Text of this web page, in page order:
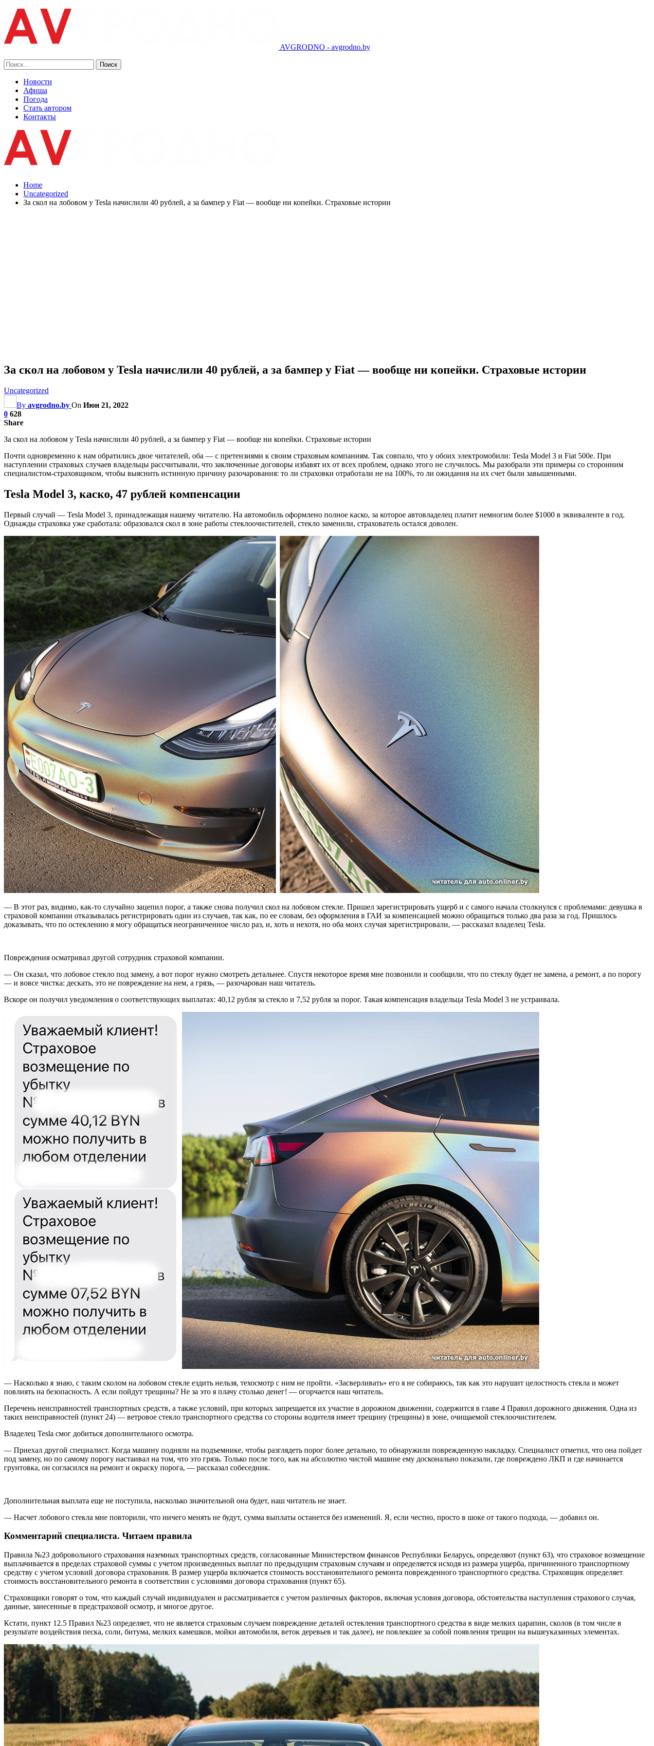
AVGRODNO - avgrodno.by
Новости
Афиша
Погода
Стать автором
Контакты
Home
Uncategorized
За скол на лобовом у Tesla начислили 40 рублей, а за бампер у Fiat — вообще ни копейки. Страховые истории
За скол на лобовом у Tesla начислили 40 рублей, а за бампер у Fiat — вообще ни копейки. Страховые истории
Uncategorized
By avgrodno.by On Июн 21, 2022
0 628
Share
За скол на лобовом у Tesla начислили 40 рублей, а за бампер у Fiat — вообще ни копейки. Страховые истории
Почти одновременно к нам обратились двое читателей, оба — с претензиями к своим страховым компаниям. Так совпало, что у обоих электромобили: Tesla Model 3 и Fiat 500e. При
наступлении страховых случаев владельцы рассчитывали, что заключенные договоры избавят их от всех проблем, однако этого не случилось. Мы разобрали эти примеры со сторонним
специалистом-страховщиком, чтобы выяснить истинную причину разочарования: то ли страховки отработали не на 100%, то ли ожидания на их счет были завышенными.
Tesla Model 3, каско, 47 рублей компенсации
Первый случай — Tesla Model 3, принадлежащая нашему читателю. На автомобиль оформлено полное каско, за которое автовладелец платит немногим более $1000 в эквиваленте в год.
Однажды страховка уже сработала: образовался скол в зоне работы стеклоочистителей, стекло заменили, страхователь остался доволен.
— В этот раз, видимо, как-то случайно зацепил порог, а также снова получил скол на лобовом стекле. Пришел зарегистрировать ущерб и с самого начала столкнулся с проблемами: девушка в
страховой компании отказывалась регистрировать один из случаев, так как, по ее словам, без оформления в ГАИ за компенсацией можно обращаться только два раза за год. Пришлось
доказывать, что по остеклению я могу обращаться неограниченное число раз, и, хоть и нехотя, но оба моих случая зарегистрировали, — рассказал владелец Tesla.
Повреждения осматривал другой сотрудник страховой компании.
— Он сказал, что лобовое стекло под замену, а вот порог нужно смотреть детальнее. Спустя некоторое время мне позвонили и сообщили, что по стеклу будет не замена, а ремонт, а по порогу
— и вовсе чистка: дескать, это не повреждение на нем, а грязь, — разочарован наш читатель.
Вскоре он получил уведомления о соответствующих выплатах: 40,12 рубля за стекло и 7,52 рубля за порог. Такая компенсация владельца Tesla Model 3 не устраивала.
— Насколько я знаю, с таким сколом на лобовом стекле ездить нельзя, техосмотр с ним не пройти. «Засверливать» его я не собираюсь, так как это нарушит целостность стекла и может
повлиять на безопасность. А если пойдут трещины? Не за это я плачу столько денег! — огорчается наш читатель.
Перечень неисправностей транспортных средств, а также условий, при которых запрещается их участие в дорожном движении, содержится в главе 4 Правил дорожного движения. Одна из
таких неисправностей (пункт 24) — ветровое стекло транспортного средства со стороны водителя имеет трещину (трещины) в зоне, очищаемой стеклоочистителем.
Владелец Tesla смог добиться дополнительного осмотра.
— Приехал другой специалист. Когда машину подняли на подъемнике, чтобы разглядеть порог более детально, то обнаружили поврежденную накладку. Специалист отметил, что она пойдет
под замену, но по самому порогу настаивал на том, что это грязь. Только после того, как на абсолютно чистой машине ему досконально показали, где повреждено ЛКП и где начинается
грунтовка, он согласился на ремонт и окраску порога, — рассказал собеседник.
Дополнительная выплата еще не поступила, насколько значительной она будет, наш читатель не знает.
— Насчет лобового стекла мне повторили, что ничего менять не будут, сумма выплаты останется без изменений. Я, если честно, просто в шоке от такого подхода, — добавил он.
Комментарий специалиста. Читаем правила
Правила №23 добровольного страхования наземных транспортных средств, согласованные Министерством финансов Республики Беларусь, определяют (пункт 63), что страховое возмещение
выплачивается в пределах страховой суммы с учетом произведенных выплат по предыдущим страховым случаям и определяется исходя из размера ущерба, причиненного транспортному
средству с учетом условий договора страхования. В размер ущерба включается стоимость восстановительного ремонта поврежденного транспортного средства. Страховщик определяет
стоимость восстановительного ремонта в соответствии с условиями договора страхования (пункт 65).
Страховщики говорят о том, что каждый случай индивидуален и рассматривается с учетом различных факторов, включая условия договора, обстоятельства наступления страхового случая,
данные, занесенные в предстраховой осмотр, и многое другое.
Кстати, пункт 12.5 Правил №23 определяет, что не является страховым случаем повреждение деталей остекления транспортного средства в виде мелких царапин, сколов (в том числе в
результате воздействия песка, соли, битума, мелких камешков, мойки автомобиля, веток деревьев и так далее), не повлекшее за собой появления трещин на вышеуказанных элементах.